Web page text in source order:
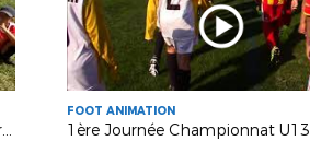
Journée de Rentrée U9 - St Paul de Jarrat
FOOT ANIMATION
1ère Journée Championnat U13